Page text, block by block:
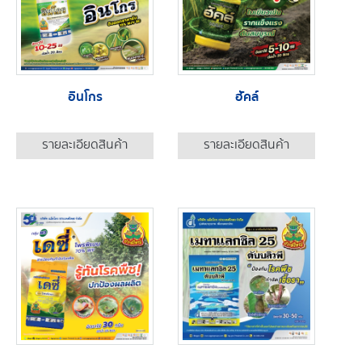
อินโกร
รายละเอียดสินค้า
ฮัคล์
รายละเอียดสินค้า